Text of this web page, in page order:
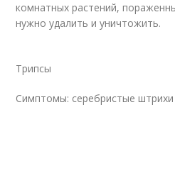
комнатных растений,
нужно удалить и уничтожить.
Трипсы
Симптомы: серебристые штрихи